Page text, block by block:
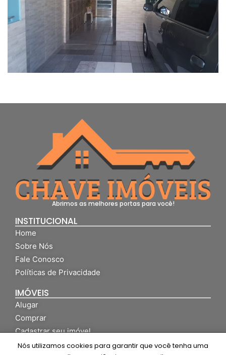
Abrimos as melhores portas para você!
INSTITUCIONAL
Home
Sobre Nós
Fale Conosco
Políticas de Privacidade
IMÓVEIS
Alugar
Comprar
Cadastrar seu imóvel
ATENDIMENTO
Nós utilizamos cookies para garantir que você tenha uma